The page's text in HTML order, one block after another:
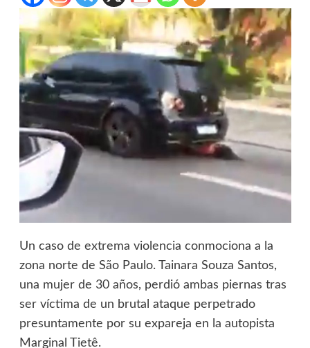
Un caso de extrema violencia conmociona a la
zona norte de São Paulo. Tainara Souza Santos,
una mujer de 30 años, perdió ambas piernas tras
ser víctima de un brutal ataque perpetrado
presuntamente por su expareja en la autopista
Marginal Tietê.